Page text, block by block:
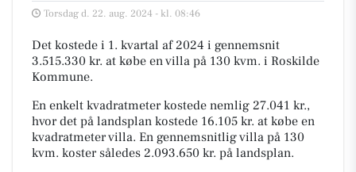
Torsdag d. 22. aug. 2024 - kl. 08:46
Det kostede i 1. kvartal af 2024 i gennemsnit
3.515.330 kr. at købe en villa på 130 kvm. i Roskilde
Kommune.
En enkelt kvadratmeter kostede nemlig 27.041 kr.,
hvor det på landsplan kostede 16.105 kr. at købe en
kvadratmeter villa. En gennemsnitlig villa på 130
kvm. koster således 2.093.650 kr. på landsplan.